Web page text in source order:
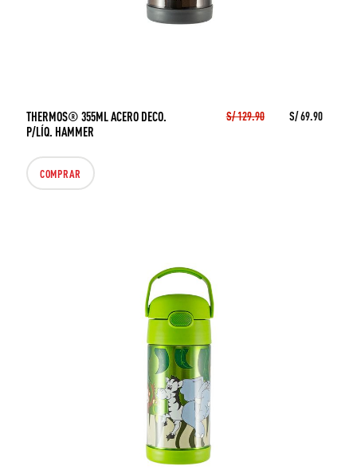
THERMOS® 355ML ACERO DECO.
P/LÍQ. HAMMER
S/ 129.90 S/ 69.90
COMPRAR